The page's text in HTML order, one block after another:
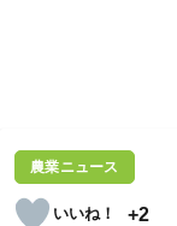
農業ニュース
+2